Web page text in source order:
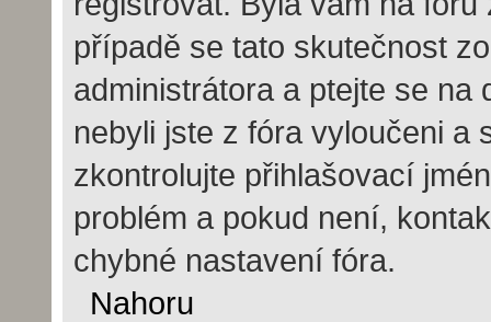
případě se tato skutečnost
administrátora a ptejte se na
nebyli jste z fóra vyloučeni a
zkontrolujte přihlašovací
problém a pokud není,
chybné nastavení fóra.
Nahoru